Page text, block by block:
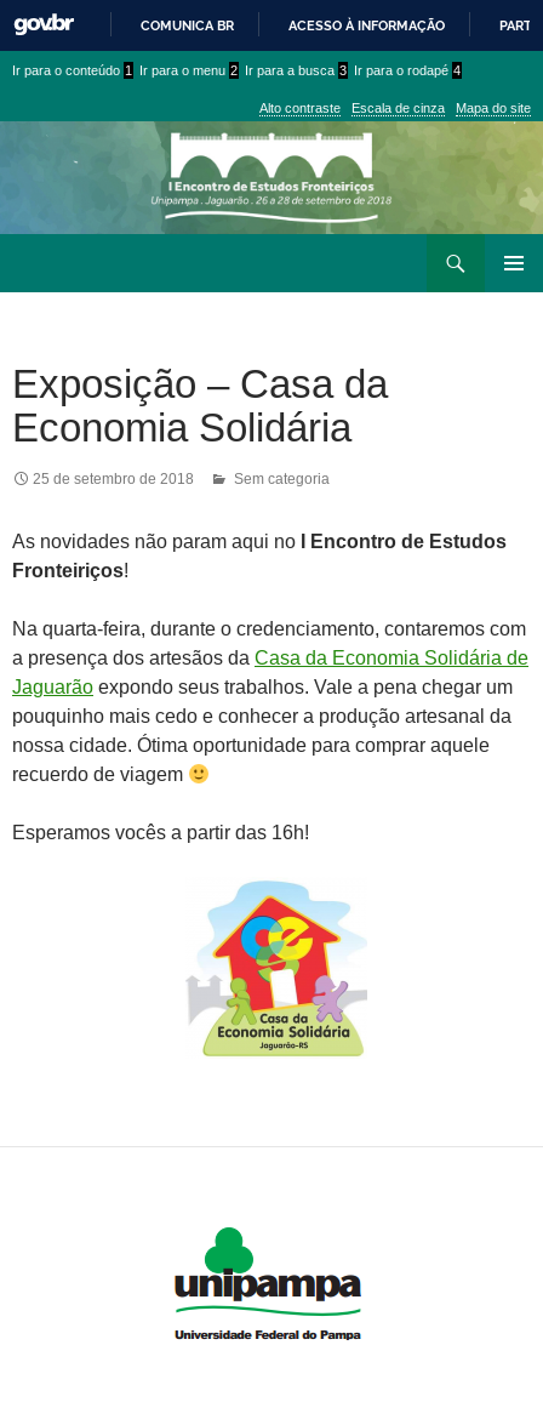
PARA
CONTEÚDO
COMUNICA BR ACESSO À INFORMAÇÃO
conteúdo
menu
Ir para o conteúdo 1 Ir para o menu 2 Ir para a busca 3 Ir para o rodapé 4
Alto contraste Escala de cinza Mapa do site
Exposição – Casa da
Economia Solidária
25 de setembro de 2018 Sem categoria
As novidades não param aqui no
I Encontro de Estudos
Fronteiriços!
Na quarta-feira, durante o credenciamento, contaremos com
a presença dos artesãos da Casa da Economia Solidária de
Jaguarão expondo seus trabalhos. Vale a pena chegar um
pouquinho mais cedo e conhecer a produção artesanal da
nossa cidade. Ótima oportunidade para comprar aquele
recuerdo de viagem
Esperamos vocês a partir das 16h!